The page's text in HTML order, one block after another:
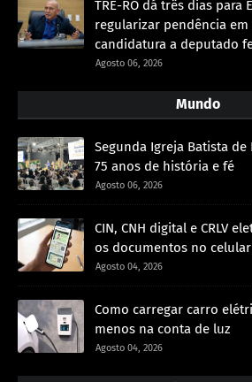
TRE-RO dá três dias para
regularizar pendência
candidatura a deputado
Agosto 06, 2026
Mundo
Segunda Igreja Batista
75 anos de história e fé
Agosto 06, 2026
CIN, CNH digital e CRLV
os documentos no celular
Agosto 04, 2026
Como carregar carro
menos na conta de luz
Agosto 04, 2026